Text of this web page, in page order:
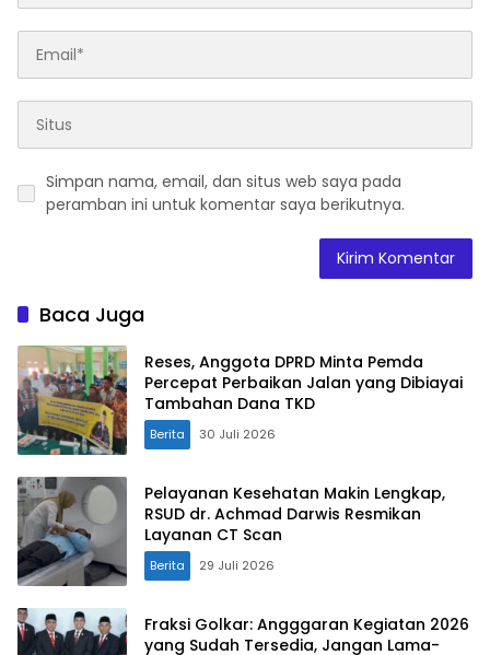
Simpan nama, email, dan situs web saya pada
peramban ini untuk komentar saya berikutnya.
Baca Juga
Reses, Anggota DPRD Minta Pemda
Percepat Perbaikan Jalan yang Dibiayai
Tambahan Dana TKD
Berita 30 Juli 2026
Pelayanan Kesehatan Makin Lengkap,
RSUD dr. Achmad Darwis Resmikan
Layanan CT Scan
Berita 29 Juli 2026
Fraksi Golkar: Angggaran Kegiatan 2026
yang Sudah Tersedia, Jangan Lama-